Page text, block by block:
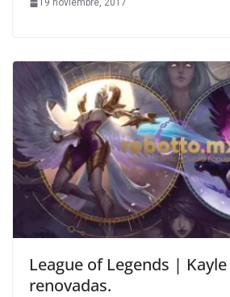
19 noviembre, 2017
League of Legends |
renovadas.